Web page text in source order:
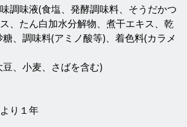
調味液(食塩、発酵調味料、そうだかつ
、たん白加水分解物、煮干エキス、乾
、調味料(アミノ酸等)、着色料(カラメ
、小麦、さばを含む)
り１年